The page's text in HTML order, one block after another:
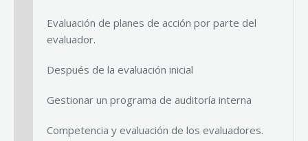
Evaluación de planes de acción por parte del
evaluador.
Después de la evaluación inicial
Gestionar un programa de auditoría interna
Competencia y evaluación de los evaluadores.